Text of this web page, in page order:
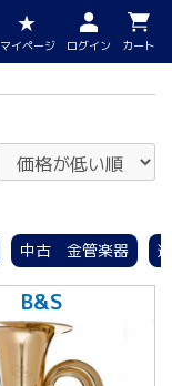
マイページ ログイン カート
中古 金管楽器
B&S